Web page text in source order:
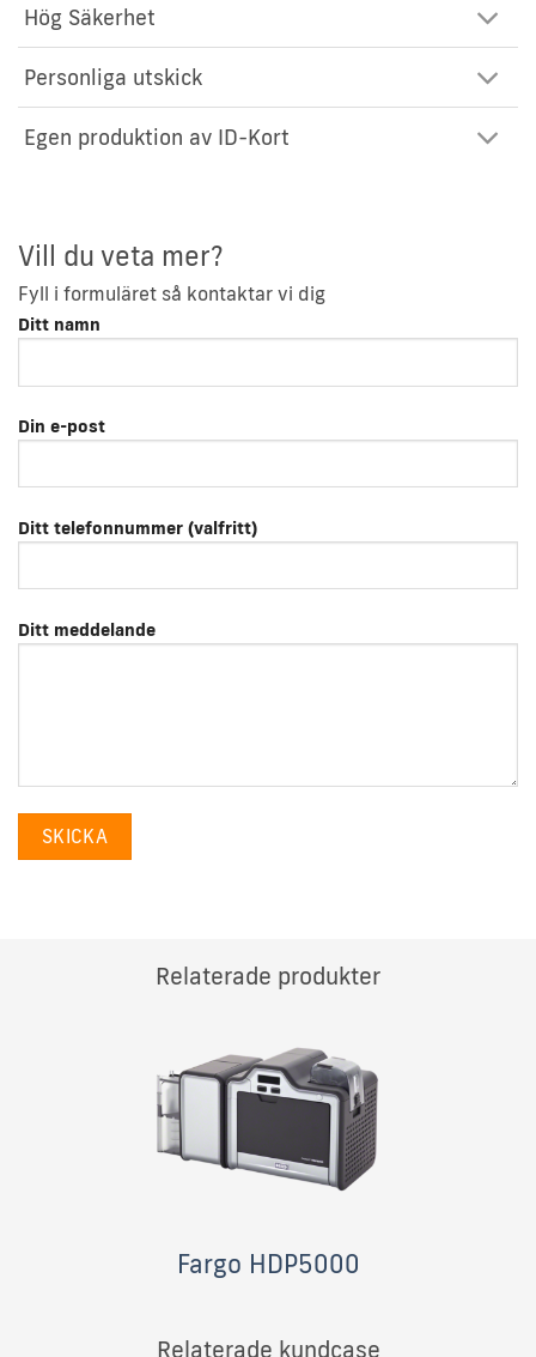
Hög Säkerhet
Personliga utskick
Egen produktion av ID-Kort
Vill du veta mer?
Fyll i formuläret så kontaktar vi dig
Ditt namn
Din e-post
Ditt telefonnummer (valfritt)
Ditt meddelande
Relaterade produkter
Fargo HDP5000
Relaterade kundcase